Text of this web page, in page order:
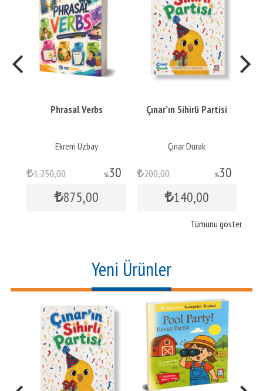
Phrasal Verbs
Ekrem Uzbay
%30
1.250,00
875,00
Çınar’ın Sihirli Partisi
Çınar Durak
%30
200,00
140,00
Tümünü göster
Yeni Ürünler